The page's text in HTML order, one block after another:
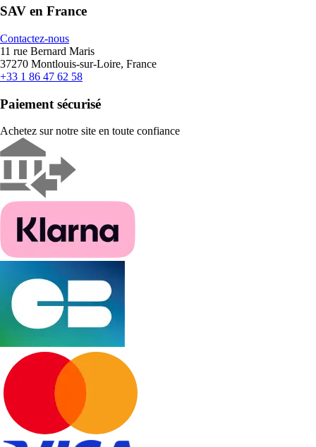
SAV en France
Contactez-nous
11 rue Bernard Maris
37270 Montlouis-sur-Loire, France
+33 1 86 47 62 58
Paiement sécurisé
Achetez sur notre site en toute confiance